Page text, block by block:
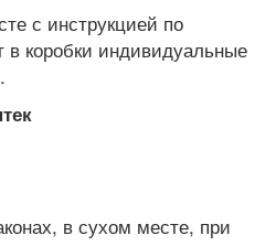
с инструкцией по
коробки индивидуальные
в сухом месте, при